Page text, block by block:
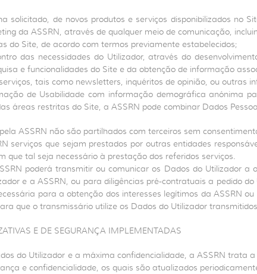
solicitado, de novos produtos e serviços disponibilizados
da ASSRN, através de qualquer meio de comunicação,
do Site, de acordo com termos previamente estabelecidos;
das necessidades do Utilizador, através do
e funcionalidades do Site e da obtenção de informação
tais como newsletters, inquéritos de opinião, ou outras
de Usabilidade com informação demográfica anónima
áreas restritas do Site, a ASSRN pode combinar Dados
ASSRN não são partilhados com terceiros sem
serviços que sejam prestados por outras entidades
que tal seja necessário à prestação dos referidos serviços.
poderá transmitir ou comunicar os Dados do Utilizador
e a ASSRN, ou para diligências pré-contratuais a pedido
para a obtenção dos interesses legítimos da ASSRN
que o transmissário utilize os Dados do Utilizador
E DE SEGURANÇA IMPLEMENTADAS
do Utilizador e a máxima confidencialidade, a ASSRN
e confidencialidade, os quais são atualizados